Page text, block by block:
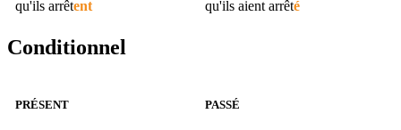
qu'ils arrêtent
qu'ils aientarrêté
Conditionnel
PRÉSENT PASSÉ